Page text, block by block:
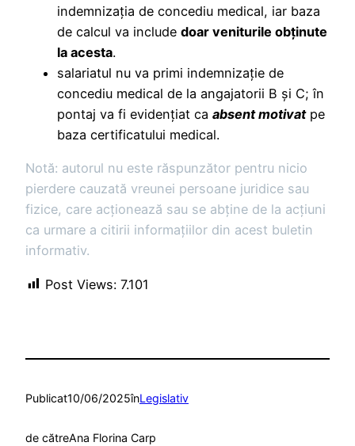
indemnizația de concediu medical, iar baza
de calcul va include doar veniturile obținute
la acesta.
salariatul nu va primi indemnizație de
concediu medical de la angajatorii B și C; în
pontaj va fi evidențiat ca absent motivatpe
baza certificatului medical.
Notă: autorul nu este răspunzător pentru nicio
pierdere cauzată vreunei persoane juridice sau
fizice, care acţionează sau se abţine de la acţiuni
ca urmare a citirii informaţiilor din acest buletin
informativ.
Post Views: 7.101
Publicat10/06/2025înLegislativ
de cătreAna Florina Carp